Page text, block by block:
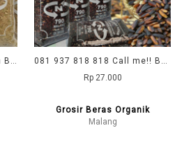
081 937 818 085 Produsen Beras COKLAT Organik untuk DIET, DIABETES, dan BAYI
081 937 818 818 Call me!! Beras Hitam ORGANIK Malang l Produsen Beras Hitam Organik Malang l Grosir Beras Organik Malang l
Rp 27.000
Grosir Beras Organik
Malang